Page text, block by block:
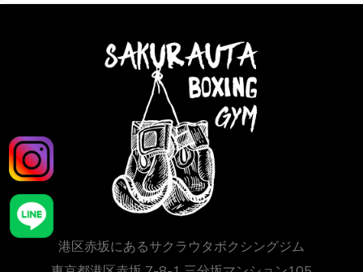
港区赤坂にあるサクラウタボクシングジム